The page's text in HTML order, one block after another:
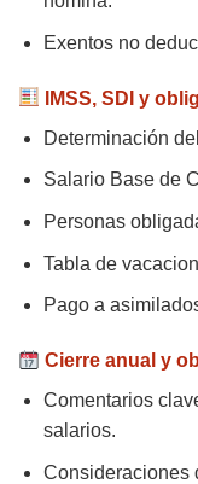
Exentos no
IMSS, SDI y
Determinación
Salario Base de
Personas
Tabla de
Pago a
Cierre anual y
Comentarios
salarios.
Consideraciones